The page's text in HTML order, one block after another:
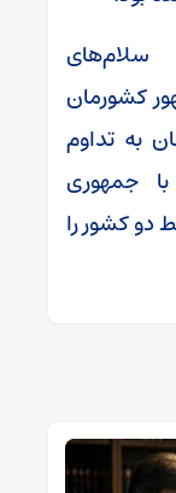
کشورمان
به تداوم
جمهوری
دو کشور را